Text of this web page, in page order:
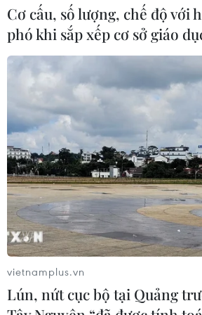
CƠ QUAN CHỦ QUẢN: THÔNG TẤN XÃ VIỆT NAM
Tổng Biên tập: TRẦN TIẾN DUẨN
Phó Tổng Biên tập: NGUYỄN THỊ
THỦY
Sở hữu trí tuệ
Quy
RSS
Hỗ trợ
Ngôn ngữ
TTXVN
Dịch vụ tin
Quảng
Cơ cấu, số lượng, chế độ với
phó khi sắp xếp cơ sở giáo
vietnamplus.vn
Lún, nứt cục bộ tại Quảng